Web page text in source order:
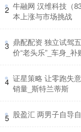
2 牛融网 汉维科技（
本上涨与市场挑战
3 鼎配配资 独立试驾
价“老头乐”_车身_补
4 证星策略 让零跑失
销量_斯特兰蒂斯
5 股盈汇 两男子自导